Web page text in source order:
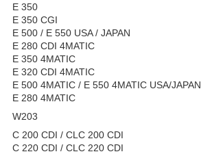
E 350
E 350 CGI
E 500 / E 550 USA / JAPAN
E 280 CDI 4MATIC
E 350 4MATIC
E 320 CDI 4MATIC
E 500 4MATIC / E 550 4MATIC USA/JAPAN
E 280 4MATIC
W203
C 200 CDI / CLC 200 CDI
C 220 CDI / CLC 220 CDI